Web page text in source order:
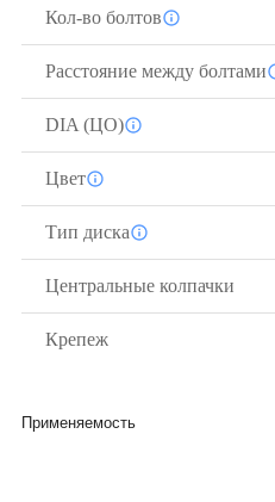
Кол-во болтов
Расстояние между болтами
DIA (ЦО)
Цвет
Тип диска
Центральные колпачки
Крепеж
Применяемость